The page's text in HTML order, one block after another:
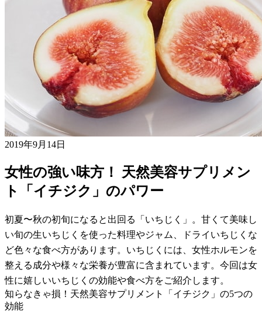
2019年9月14日
女性の強い味方！ 天然美容サプリメン
ト「イチジク」のパワー
初夏〜秋の初旬になると出回る「いちじく」。甘くて美味し
い旬の生いちじくを使った料理やジャム、ドライいちじくな
ど色々な食べ方があります。いちじくには、女性ホルモンを
整える成分や様々な栄養が豊富に含まれています。今回は女
性に嬉しいいちじくの効能や食べ方をご紹介します。
知らなきゃ損！天然美容サプリメント「イチジク」の5つの
効能